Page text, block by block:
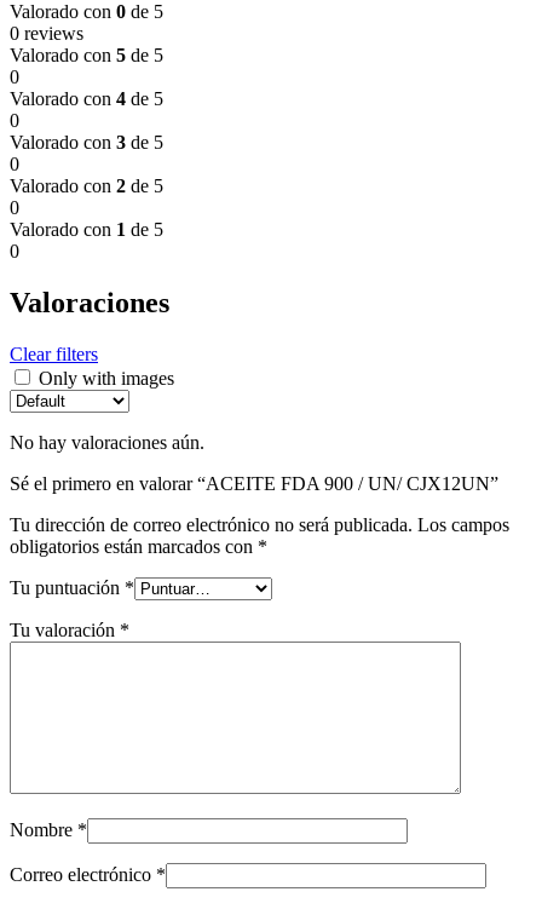
Valorado con 0 de 5
0 reviews
Valorado con 5 de 5
0
Valorado con 4 de 5
0
Valorado con 3 de 5
0
Valorado con 2 de 5
0
Valorado con 1 de 5
0
Valoraciones
Clear filters
Only with images
No hay valoraciones aún.
Sé el primero en valorar “ACEITE FDA 900 / UN/ CJX12UN”
Tu dirección de correo electrónico no será publicada. Los campos
obligatorios están marcados con *
Tu puntuación *
Tu valoración *
Nombre *
Correo electrónico *